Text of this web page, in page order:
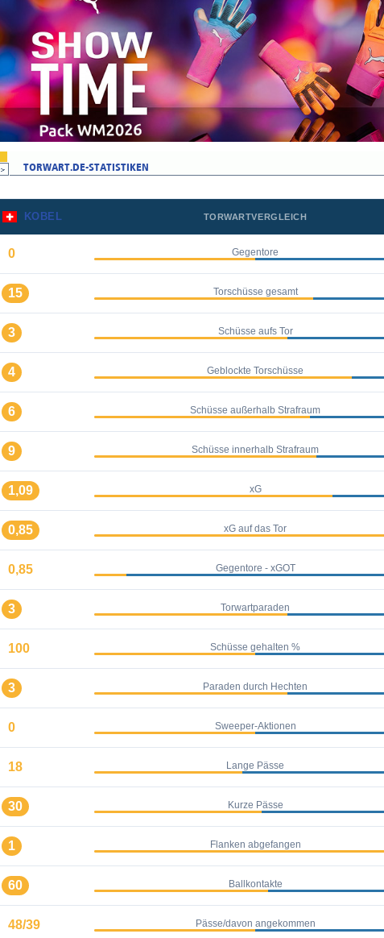
KOBEL TORWARTVERGLEICH
0 Gegentore
15 Torschüsse gesamt
3 Schüsse aufs Tor
4 Geblockte Torschüsse
6 Schüsse außerhalb Strafraum
9 Schüsse innerhalb Strafraum
1,09 xG
0,85 xG auf das Tor
0,85 Gegentore - xGOT
3 Torwartparaden
100 Schüsse gehalten %
3 Paraden durch Hechten
0 Sweeper-Aktionen
18 Lange Pässe
30 Kurze Pässe
1 Flanken abgefangen
60 Ballkontakte
48/39 Pässe/davon angekommen